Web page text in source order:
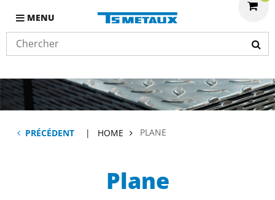
MENU
PRÉCÉDENT HOME PLANE
Plane